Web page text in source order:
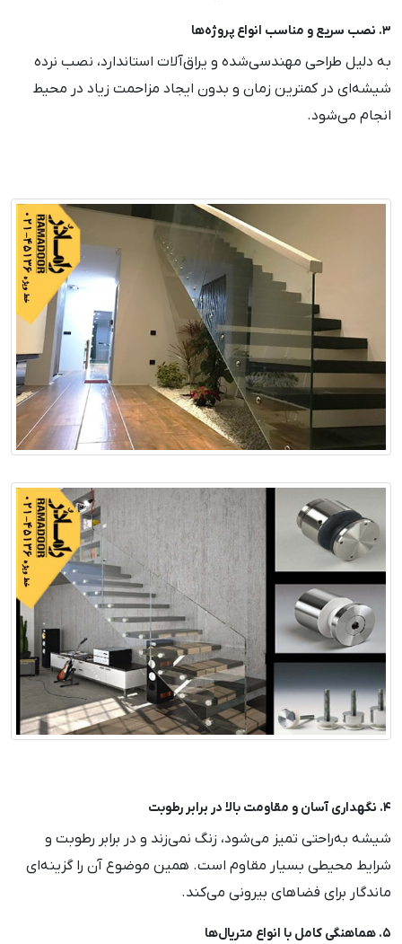
۳. نصب سریع و مناسب انواع پروژه‌ها
به دلیل طراحی مهندسی‌شده و یراق‌آلات استاندارد، نصب نرده
شیشه‌ای در کمترین زمان و بدون ایجاد مزاحمت زیاد در محیط
انجام می‌شود.
۴. نگهداری آسان و مقاومت بالا در برابر رطوبت
شیشه به‌راحتی تمیز می‌شود، زنگ نمی‌زند و در برابر رطوبت و
شرایط محیطی بسیار مقاوم است. همین موضوع آن را گزینه‌ای
ماندگار برای فضاهای بیرونی می‌کند.
۵. هماهنگی کامل با انواع متریال‌ها